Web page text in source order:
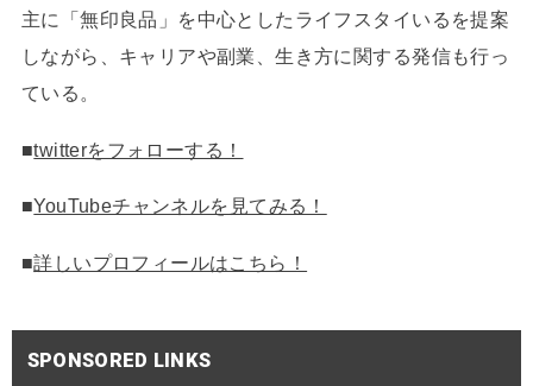
主に「無印良品」を中心としたライフスタイいるを提案
しながら、キャリアや副業、生き方に関する発信も行っ
ている。
■twitterをフォローする！
■YouTubeチャンネルを見てみる！
■詳しいプロフィールはこちら！
SPONSORED LINKS